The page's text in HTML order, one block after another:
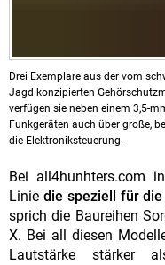
Drei Exemplare aus der vom
Jagd konzipierten
verfügen sie neben einem 3,5-
Funkgeräten auch über große,
die Elektroniksteuerung.
Bei all4hunhters.com
Linie die speziell für
sprich die Baureihen
X. Bei all diesen
Lautstärke stärker